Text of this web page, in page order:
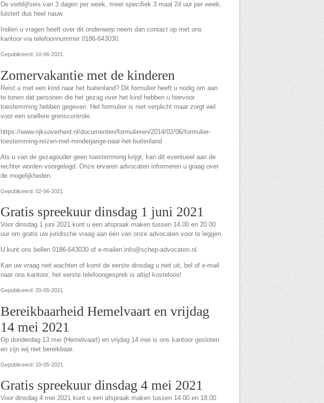
De verblijfseis van 3 dagen per week, meer specifiek 3 maal 24 uur per week,
luistert dus heel nauw.
Indien u vragen heeft over dit onderwerp neem dan contact op met ons
kantoor via telefoonnummer 0186-643030.
Gepubliceerd: 10-06-2021
Zomervakantie met de kinderen
Reist u met een kind naar het buitenland? Dit formulier heeft u nodig om aan
te tonen dat personen die het gezag over het kind hebben u hiervoor
toestemming hebben gegeven. Het formulier is niet verplicht maar zorgt wel
voor een snellere grenscontrole.
https://www.rijksoverheid.nl/documenten/formulieren/2014/02/06/formulier-
toestemming-reizen-met-minderjarige-naar-het-buitenland
Als u van de gezagouder geen toestemming krijgt, kan dit eventueel aan de
rechter worden voorgelegd. Onze ervaren advocaten informeren u graag over
de mogelijkheden.
Gepubliceerd: 02-06-2021
Gratis spreekuur dinsdag 1 juni 2021
Voor dinsdag 1 juni 2021 kunt u een afspraak maken tussen 14.00 en 20.00
uur om gratis uw juridische vraag aan één van onze advocaten voor te leggen.
U kunt ons bellen 0186-643030 of e-mailen info@schep-advocaten.nl.
Kan uw vraag niet wachten of komt de eerste dinsdag u niet uit, bel of e-mail
naar ons kantoor; het eerste telefoongesprek is altijd kosteloos!
Gepubliceerd: 20-05-2021
Bereikbaarheid Hemelvaart en vrijdag
14 mei 2021
Op donderdag 13 mei (Hemelvaart) en vrijdag 14 mei is ons kantoor gesloten
en zijn wij niet bereikbaar.
Gepubliceerd: 10-05-2021
Gratis spreekuur dinsdag 4 mei 2021
Voor dinsdag 4 mei 2021 kunt u een afspraak maken tussen 14.00 en 18.00